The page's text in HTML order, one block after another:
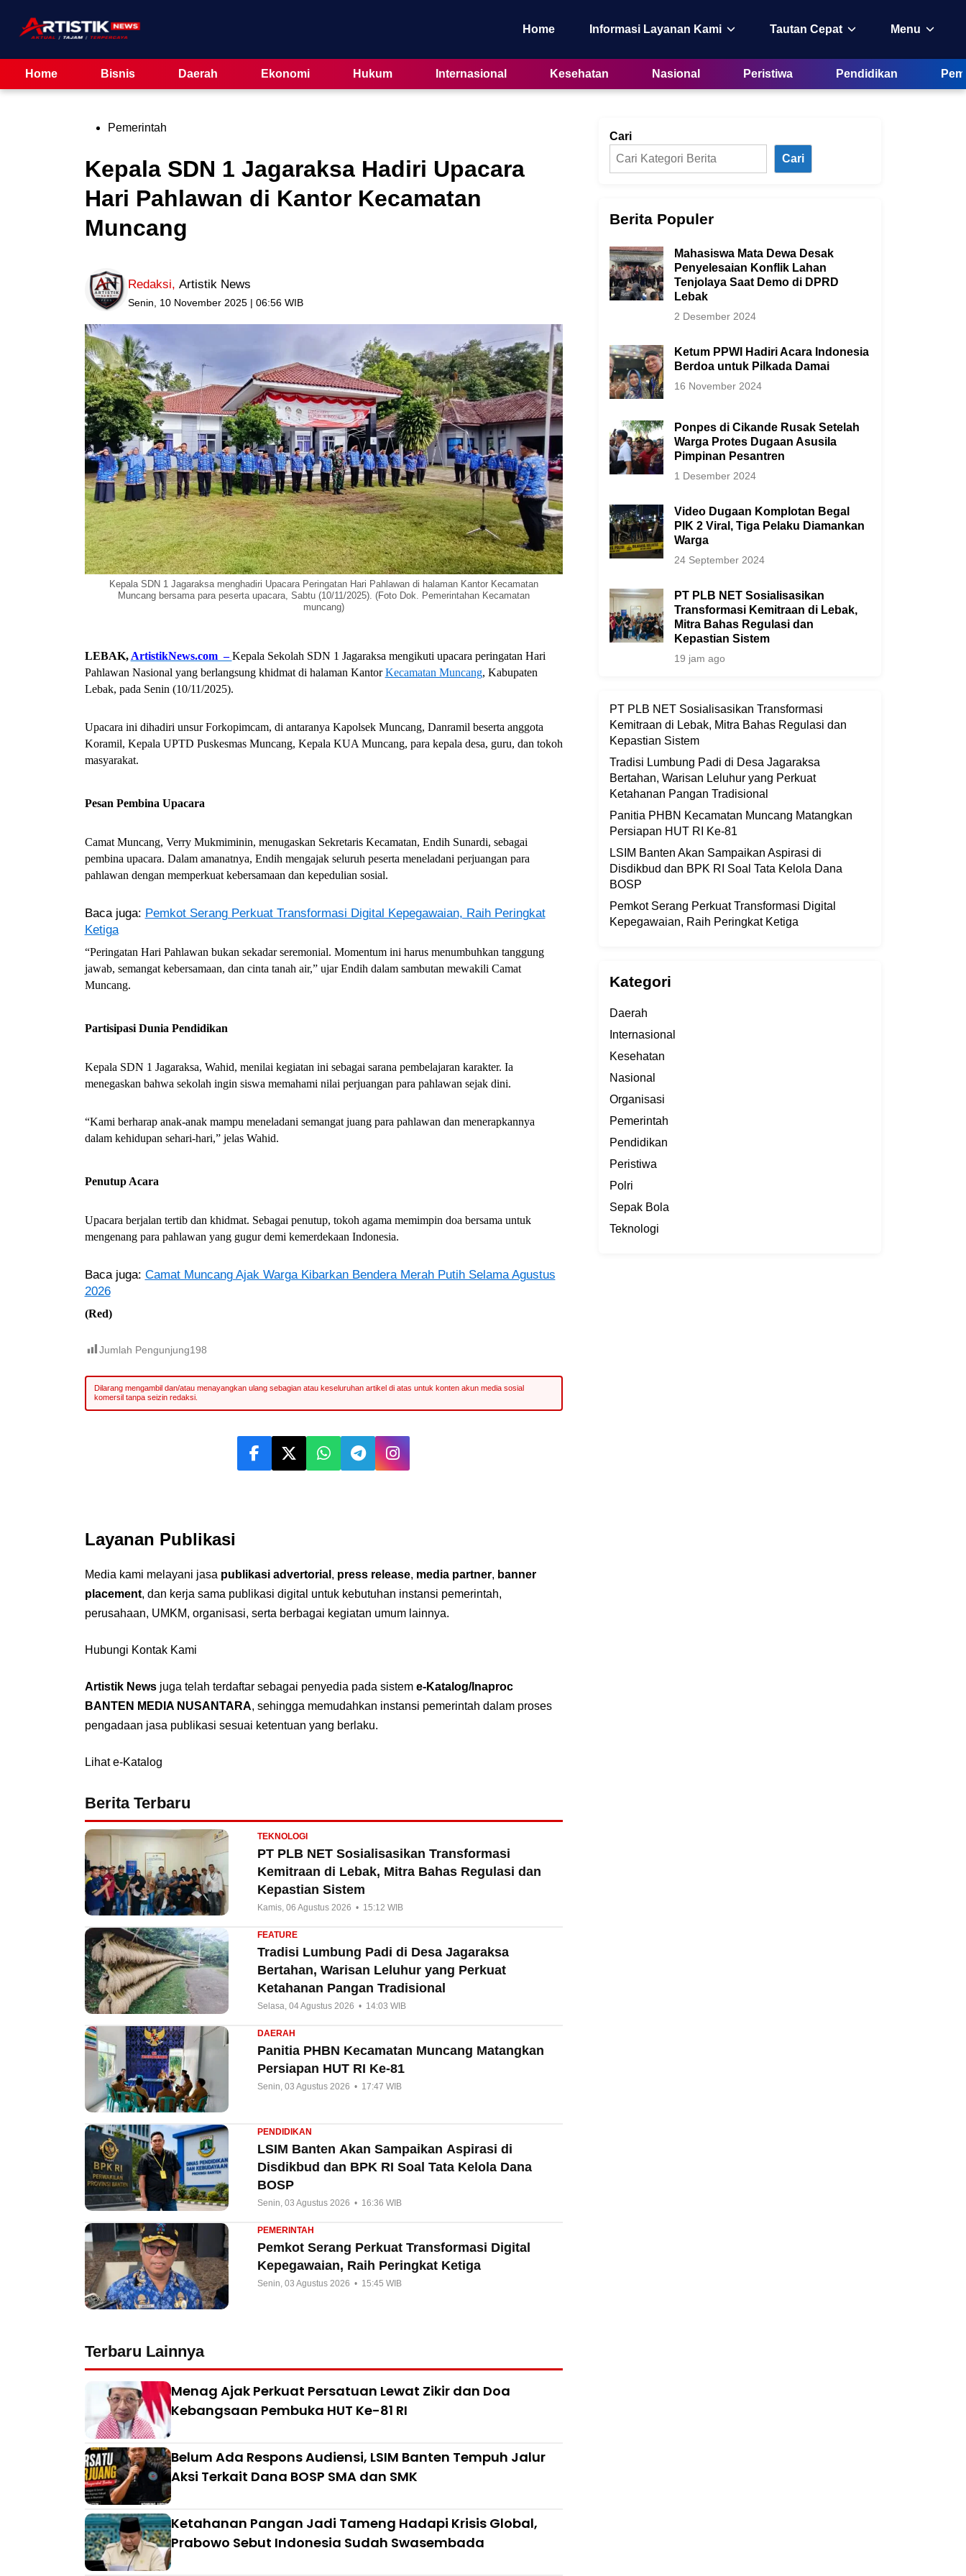
content
Home Informasi Layanan Kami Tautan Cepat Menu
Home Bisnis Daerah Ekonomi Hukum Internasional Kesehatan Nasional Peristiwa Pendidikan
PostedPemerintah
Kepala SDN 1 Jagaraksa Hadiri Upacara
Hari Pahlawan di Kantor Kecamatan
Muncang
Redaksi, Artistik News
Senin, 10 November 2025 | 06:56 WIB
Kepala SDN 1 Jagaraksa menghadiri Upacara Peringatan Hari Pahlawan di halaman Kantor Kecamatan
Muncang bersama para peserta upacara, Sabtu (10/11/2025). (Foto Dok. Pemerintahan Kecamatan
muncang)
LEBAK, ArtistikNews.com –Kepala Sekolah SDN 1 Jagaraksa mengikuti upacara peringatan Hari
Pahlawan Nasional yang berlangsung khidmat di halaman KantorKecamatan Muncang, Kabupaten
Lebak, pada Senin (10/11/2025).
Upacara ini dihadiri unsur Forkopimcam, di antaranya Kapolsek Muncang, Danramil beserta anggota
Koramil, Kepala UPTD Puskesmas Muncang, Kepala KUA Muncang, para kepala desa, guru, dan tokoh
masyarakat.
Pesan Pembina Upacara
Camat Muncang, Verry Mukmiminin, menugaskan Sekretaris Kecamatan, Endih Sunardi, sebagai
pembina upacara. Dalam amanatnya, Endih mengajak seluruh peserta meneladani perjuangan para
pahlawan dengan memperkuat kebersamaan dan kepedulian sosial.
Baca juga: Pemkot Serang Perkuat Transformasi Digital Kepegawaian, Raih Peringkat
Ketiga
“Peringatan Hari Pahlawan bukan sekadar seremonial. Momentum ini harus menumbuhkan tanggung
jawab, semangat kebersamaan, dan cinta tanah air,” ujar Endih dalam sambutan mewakili Camat
Muncang.
Partisipasi Dunia Pendidikan
Kepala SDN 1 Jagaraksa, Wahid, menilai kegiatan ini sebagai sarana pembelajaran karakter. Ia
menegaskan bahwa sekolah ingin siswa memahami nilai perjuangan para pahlawan sejak dini.
“Kami berharap anak-anak mampu meneladani semangat juang para pahlawan dan menerapkannya
dalam kehidupan sehari-hari,” jelas Wahid.
Penutup Acara
Upacara berjalan tertib dan khidmat. Sebagai penutup, tokoh agama memimpin doa bersama untuk
mengenang para pahlawan yang gugur demi kemerdekaan Indonesia.
Baca juga: Camat Muncang Ajak Warga Kibarkan Bendera Merah Putih Selama Agustus
2026
(Red)
Jumlah Pengunjung198
Layanan Publikasi
Media kami melayani jasa publikasi advertorial , press release, media partner, banner
placement, dan kerja sama publikasi digital untuk kebutuhan instansi pemerintah,
perusahaan, UMKM, organisasi, serta berbagai kegiatan umum lainnya.
Hubungi Kontak Kami
Artistik Newsjuga telah terdaftar sebagai penyedia pada sistem e-Katalog/Inaproc
BANTEN MEDIA NUSANTARA, sehingga memudahkan instansi pemerintah dalam proses
pengadaan jasa publikasi sesuai ketentuan yang berlaku.
Lihat e-Katalog
Berita Terbaru
TEKNOLOGI
PT PLB NET Sosialisasikan Transformasi
Kemitraan di Lebak, Mitra Bahas Regulasi dan
Kepastian Sistem
Kamis, 06 Agustus 2026 • 15:12 WIB
FEATURE
Tradisi Lumbung Padi di Desa Jagaraksa
Bertahan, Warisan Leluhur yang Perkuat
Ketahanan Pangan Tradisional
Selasa, 04 Agustus 2026 • 14:03 WIB
DAERAH
Panitia PHBN Kecamatan Muncang Matangkan
Persiapan HUT RI Ke-81
Senin, 03 Agustus 2026 • 17:47 WIB
PENDIDIKAN
LSIM Banten Akan Sampaikan Aspirasi di
Disdikbud dan BPK RI Soal Tata Kelola Dana
BOSP
Senin, 03 Agustus 2026 • 16:36 WIB
PEMERINTAH
Pemkot Serang Perkuat Transformasi Digital
Kepegawaian, Raih Peringkat Ketiga
Senin, 03 Agustus 2026 • 15:45 WIB
Terbaru Lainnya
Menag Ajak Perkuat Persatuan Lewat Zikir dan Doa
Kebangsaan Pembuka HUT Ke-81 RI
Belum Ada Respons Audiensi, LSIM Banten Tempuh Jalur
Aksi Terkait Dana BOSP SMA dan SMK
Ketahanan Pangan Jadi Tameng Hadapi Krisis Global,
Prabowo Sebut Indonesia Sudah Swasembada
Cari
Cari
Berita Populer
Mahasiswa Mata Dewa Desak
Penyelesaian Konflik Lahan
Tenjolaya Saat Demo di DPRD
Lebak
2 Desember 2024
Ketum PPWI Hadiri Acara Indonesia
Berdoa untuk Pilkada Damai
16 November 2024
Ponpes di Cikande Rusak Setelah
Warga Protes Dugaan Asusila
Pimpinan Pesantren
1 Desember 2024
Video Dugaan Komplotan Begal
PIK 2 Viral, Tiga Pelaku Diamankan
Warga
24 September 2024
PT PLB NET Sosialisasikan
Transformasi Kemitraan di Lebak,
Mitra Bahas Regulasi dan
Kepastian Sistem
19 jam ago
PT PLB NET Sosialisasikan Transformasi
Kemitraan di Lebak, Mitra Bahas Regulasi dan
Kepastian Sistem
Tradisi Lumbung Padi di Desa Jagaraksa
Bertahan, Warisan Leluhur yang Perkuat
Ketahanan Pangan Tradisional
Panitia PHBN Kecamatan Muncang Matangkan
Persiapan HUT RI Ke-81
LSIM Banten Akan Sampaikan Aspirasi di
Disdikbud dan BPK RI Soal Tata Kelola Dana
BOSP
Pemkot Serang Perkuat Transformasi Digital
Kepegawaian, Raih Peringkat Ketiga
Kategori
Daerah
Internasional
Kesehatan
Nasional
Organisasi
Pemerintah
Pendidikan
Peristiwa
Polri
Sepak Bola
Teknologi